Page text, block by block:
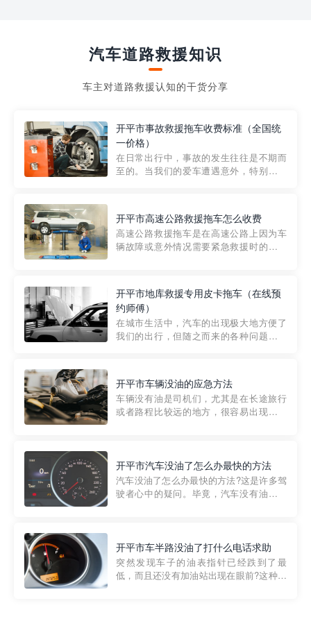
汽车道路救援知识
车主对道路救援认知的干货分享
开平市事故救援拖车收费标准（全国统
一价格）
在日常出行中，事故的发生往往是不期而
至的。当我们的爱车遭遇意外，特别是在
细解析一下市区事故救援拖车的收费标
准，以及在选用拖车服务时应注...
开平市高速公路救援拖车怎么收费
高速公路救援拖车是在高速公路上因为车
辆故障或意外情况需要紧急救援时的必备
路救援拖车的收费标准是由当地交通管理
部门制定的。起步价通...
开平市地库救援专用皮卡拖车（在线预
约师傅）
在城市生活中，汽车的出现极大地方便了
我们的出行，但随之而来的各种问题也让
紧急情况下，我们需要一种高效可靠的救
援方式。而这时，地库救援专...
开平市车辆没油的应急方法
车辆没有油是司机们，尤其是在长途旅行
或者路程比较远的地方，很容易出现这种
的送油师傅，解决没油的紧急情况。 首
先，让我们来了解一下穿...
开平市汽车没油了怎么办最快的方法
汽车没油了怎么办最快的方法?这是许多驾
驶者心中的疑问。毕竟，汽车没有油就无
越者小程序是一款专门解决汽车没油问题
的在线服务平台。通过...
开平市车半路没油了打什么电话求助
突然发现车子的油表指针已经跌到了最
低，而且还没有加油站出现在眼前?这种情